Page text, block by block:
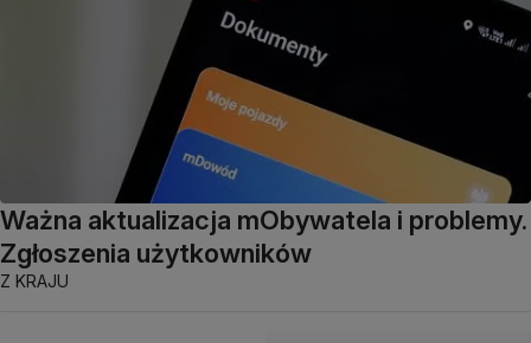
Ważna aktualizacja mObywatela i problemy.
Zgłoszenia użytkowników
Z KRAJU